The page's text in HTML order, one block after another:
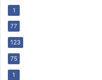
1
77
123
75
1